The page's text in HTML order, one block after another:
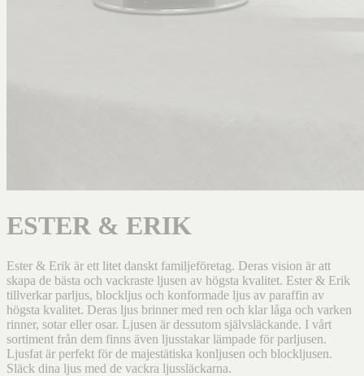
ESTER & ERIK
Ester & Erik är ett litet danskt familjeföretag. Deras vision är att
skapa de bästa och vackraste ljusen av högsta kvalitet. Ester & Erik
tillverkar parljus, blockljus och konformade ljus av paraffin av
högsta kvalitet. Deras ljus brinner med ren och klar låga och varken
rinner, sotar eller osar. Ljusen är dessutom självsläckande. I vårt
sortiment från dem finns även ljusstakar lämpade för parljusen.
Ljusfat är perfekt för de majestätiska konljusen och blockljusen.
Släck dina ljus med de vackra ljussläckarna.